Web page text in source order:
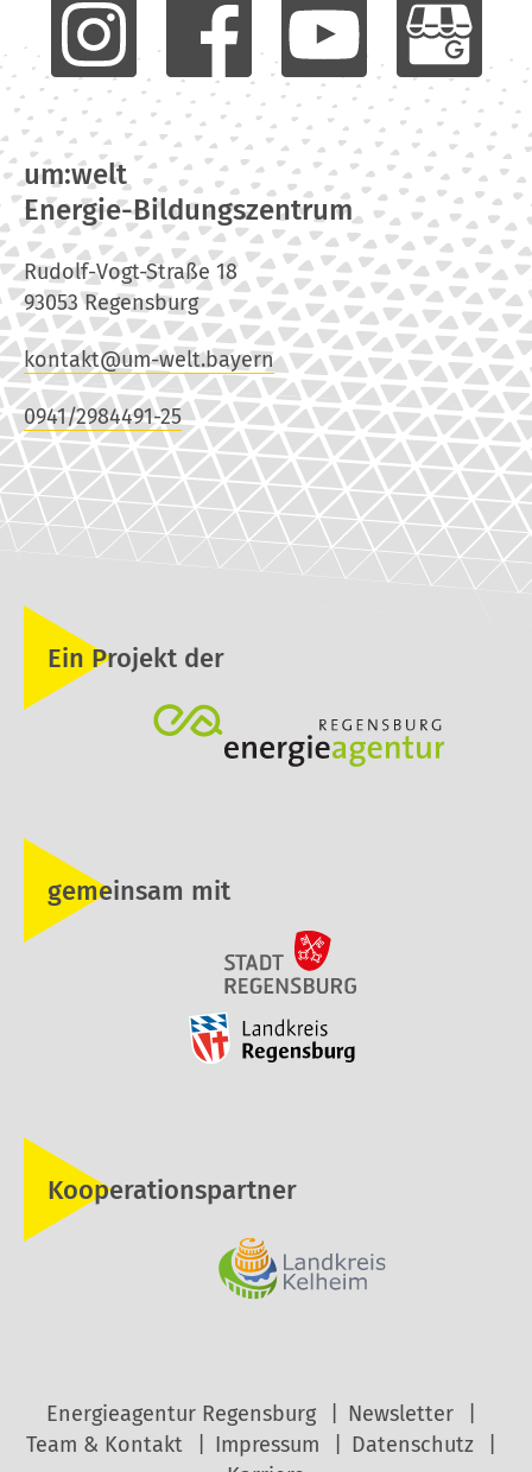
um:welt
Energie-Bildungszentrum
Rudolf-Vogt-Straße 18
93053 Regensburg
kontakt@um-welt.bayern
0941/2984491-25
Ein Projekt der
gemeinsam mit
Kooperationspartner
Energieagentur Regensburg
Newsletter
Team & Kontakt
Impressum
Datenschutz